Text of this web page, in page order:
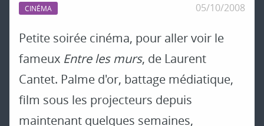
CINÉMA 05/10/2008
Petite soirée cinéma, pour aller voir le
fameux Entre les murs, de Laurent
Cantet. Palme d'or, battage médiatique,
film sous les projecteurs depuis
maintenant quelques semaines,